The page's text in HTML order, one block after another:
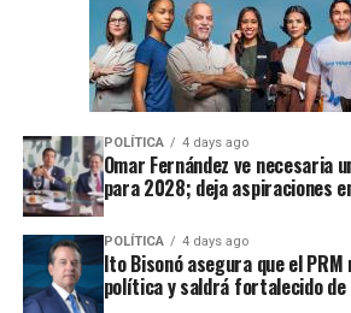
POLÍTICA 4 days ago
Omar Fernández ve necesaria
para 2028; deja aspiraciones
POLÍTICA 4 days ago
Ito Bisonó asegura que el
política y saldrá fortalecido